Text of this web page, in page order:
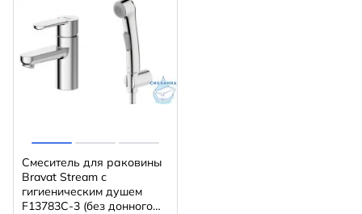
Смеситель для раковины
Bravat Stream с
гигиеническим душем
F13783C-3 (без донного